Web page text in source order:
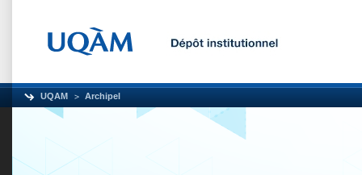
UQAM Archipel